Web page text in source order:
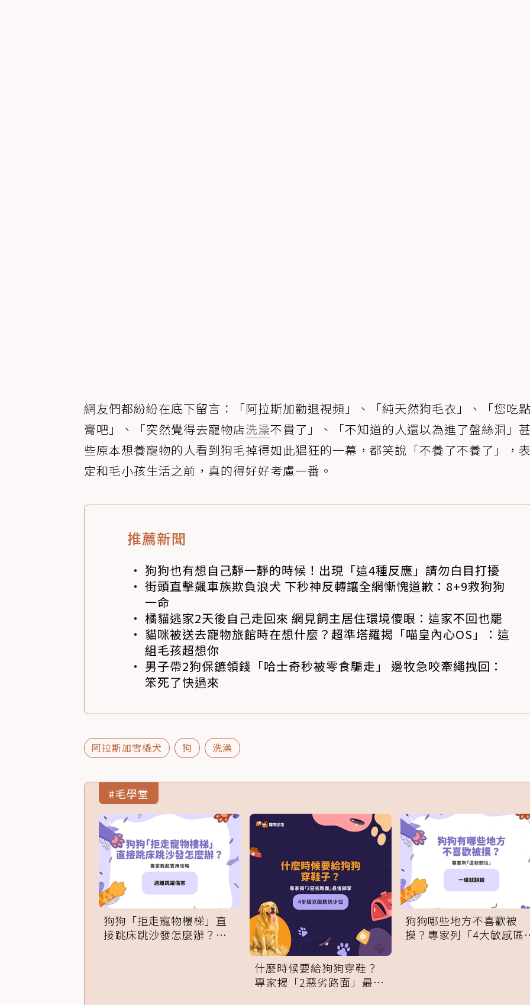
網友們都紛紛在底下留言：「阿拉斯加勸退視頻」、「純天然狗毛衣」、「您吃
膏吧」、「突然覺得去寵物店洗澡不貴了」、「不知道的人還以為進了盤絲洞」
些原本想養寵物的人看到狗毛掉得如此猖狂的一幕，都笑說「不養了不養了」，
定和毛小孩生活之前，真的得好好考慮一番。
推薦新聞
狗狗也有想自己靜一靜的時候！出現「這4種反應」請勿白目打擾
街頭直擊飆車族欺負浪犬 下秒神反轉讓全網慚愧道歉：8+9救狗狗
一命
橘貓逃家2天後自己走回來 網見飼主居住環境傻眼：這家不回也罷
貓咪被送去寵物旅館時在想什麼？超準塔羅揭「喵皇內心OS」：這
組毛孩超想你
男子帶2狗保鑣領錢「哈士奇秒被零食騙走」 邊牧急咬牽繩拽回：
笨死了快過來
阿拉斯加雪橇犬 狗 洗澡
#毛學堂
狗狗「拒走寵物樓梯」直
接跳床跳沙發怎麼辦？專
什麼時候要給狗狗穿鞋？
專家揭「2惡劣路面」最傷
狗狗哪些地方不喜歡被
摸？專家列「4大敏感區